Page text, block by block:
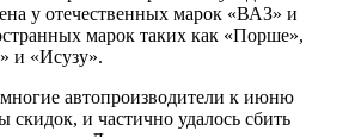
у отечественных марок «ВАЗ» и
марок таких как «Порше»,
и «Исузу».
автопроизводители к июню
скидок, и частично удалось сбить